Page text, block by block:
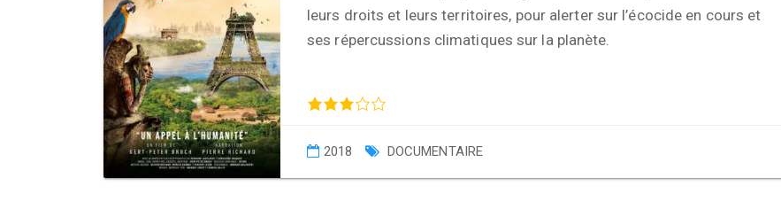
leurs droits et leurs territoires, pour alerter sur l’écocide en cours et
ses répercussions climatiques sur la planète.
2018 DOCUMENTAIRE